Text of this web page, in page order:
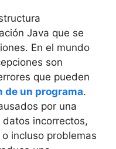
Java que se
En el mundo
son
que pueden
de un programa.
por una
incorrectos,
incluso problemas